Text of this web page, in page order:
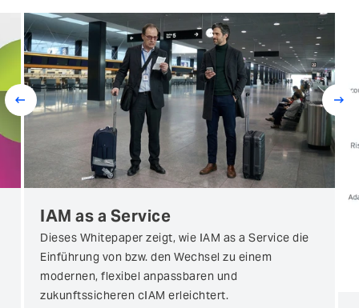
Prev
IAM as a Service
Dieses Whitepaper zeigt, wie IAM as a Service die
Einführung von bzw. den Wechsel zu einem
modernen, flexibel anpassbaren und
zukunftssicheren cIAM erleichtert.
Next